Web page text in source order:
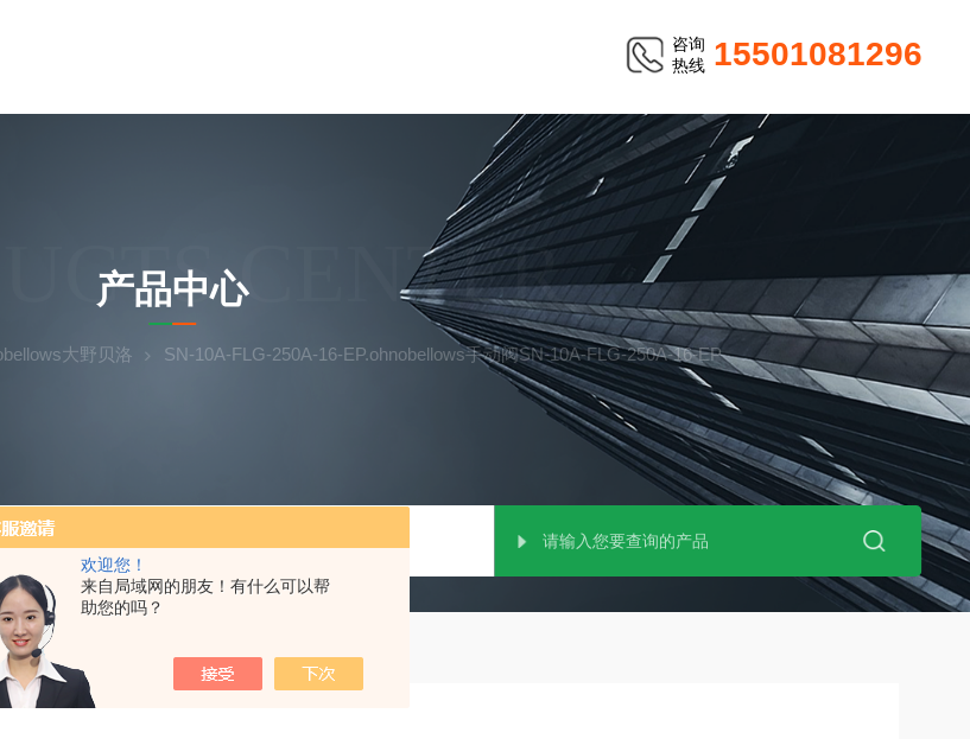
欢迎您！
来自局域网的朋友！有什么可以帮
助您的吗？
咨询
热线 15501081296
CENTER
产品中心
大野贝洛 SN-10A-FLG-250A-16-EP.ohnobellows手动阀SN-10A-FLG-250A-16-EP